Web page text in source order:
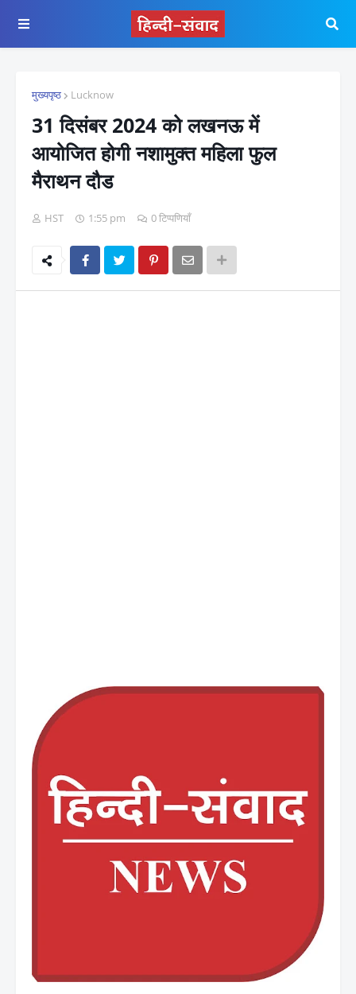
मुख्यपृष्ठ Lucknow
31 दिसंबर 2024 को लखनऊ में
आयोजित होगी नशामुक्त महिला फुल
मैराथन दौड
HST 1:55 pm 0 टिप्पणियाँ